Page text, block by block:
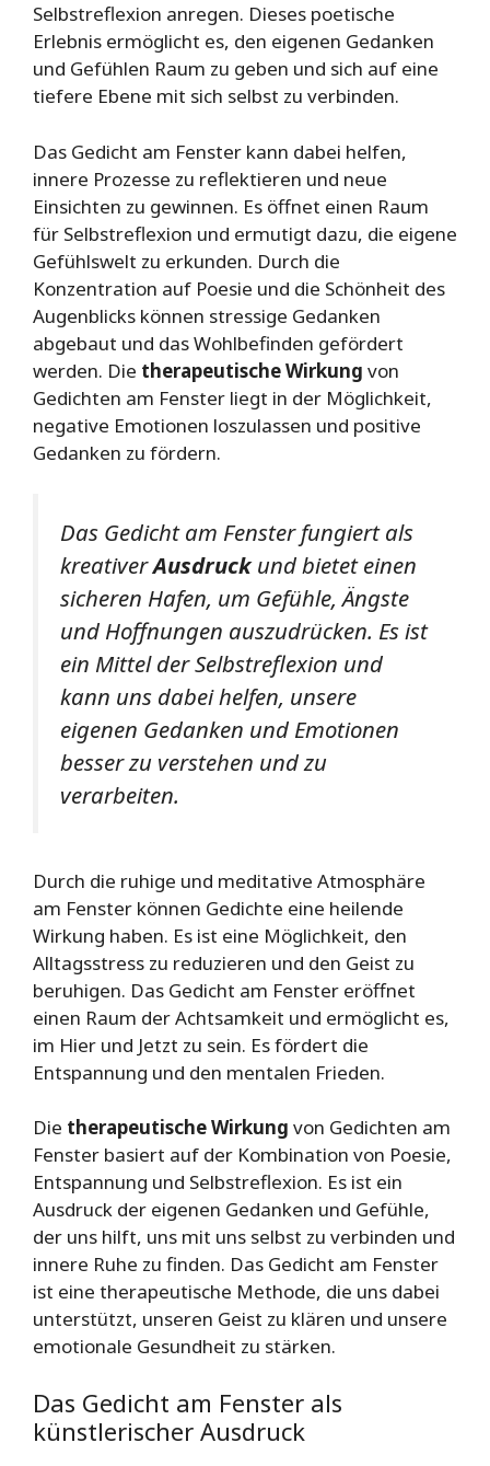
Selbstreflexion anregen. Dieses poetische
Erlebnis ermöglicht es, den eigenen Gedanken
und Gefühlen Raum zu geben und sich auf eine
tiefere Ebene mit sich selbst zu verbinden.
Das Gedicht am Fenster kann dabei helfen,
innere Prozesse zu reflektieren und neue
Einsichten zu gewinnen. Es öffnet einen Raum
für Selbstreflexion und ermutigt dazu, die eigene
Gefühlswelt zu erkunden. Durch die
Konzentration auf Poesie und die Schönheit des
Augenblicks können stressige Gedanken
abgebaut und das Wohlbefinden gefördert
werden. Die therapeutische Wirkung von
Gedichten am Fenster liegt in der Möglichkeit,
negative Emotionen loszulassen und positive
Gedanken zu fördern.
Das Gedicht am Fenster fungiert als
kreativerAusdruckund bietet einen
sicheren Hafen, um Gefühle, Ängste
und Hoffnungen auszudrücken. Es ist
ein Mittel der Selbstreflexion und
kann uns dabei helfen, unsere
eigenen Gedanken und Emotionen
besser zu verstehen und zu
verarbeiten.
Durch die ruhige und meditative Atmosphäre
am Fenster können Gedichte eine heilende
Wirkung haben. Es ist eine Möglichkeit, den
Alltagsstress zu reduzieren und den Geist zu
beruhigen. Das Gedicht am Fenster eröffnet
einen Raum der Achtsamkeit und ermöglicht es,
im Hier und Jetzt zu sein. Es fördert die
Entspannung und den mentalen Frieden.
Die therapeutische Wirkung von Gedichten am
Fenster basiert auf der Kombination von Poesie,
Entspannung und Selbstreflexion. Es ist ein
Ausdruck der eigenen Gedanken und Gefühle,
der uns hilft, uns mit uns selbst zu verbinden und
innere Ruhe zu finden. Das Gedicht am Fenster
ist eine therapeutische Methode, die uns dabei
unterstützt, unseren Geist zu klären und unsere
emotionale Gesundheit zu stärken.
Das Gedicht am Fenster als
künstlerischer Ausdruck